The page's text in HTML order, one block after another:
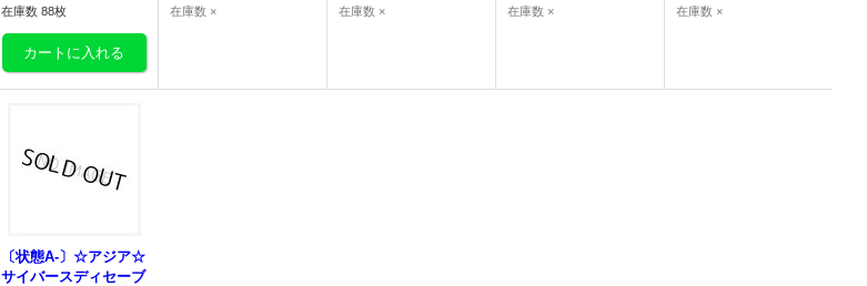
在庫数 88枚 在庫数 ×
P100}《融合》
在庫数 ×
P100}《融合》
在庫数 × 在庫数 ×
〔状態A-〕☆アジア☆
サイバースディセーブ